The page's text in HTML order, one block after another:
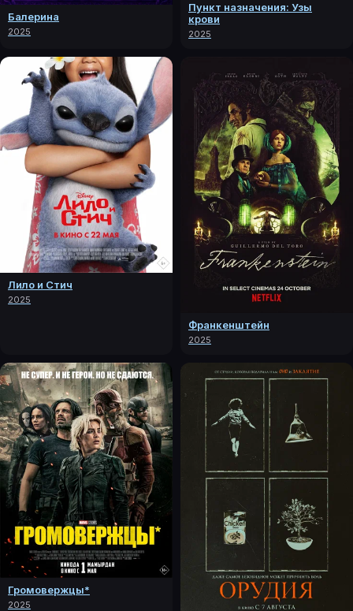
Балерина
2025
Пункт назначения: Узы
крови
2025
Лило и Стич
2025
Франкенштейн
2025
Громовержцы*
2025